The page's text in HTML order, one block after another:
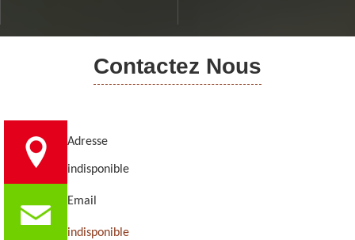
Contactez Nous
Adresse
indisponible
Email
indisponible